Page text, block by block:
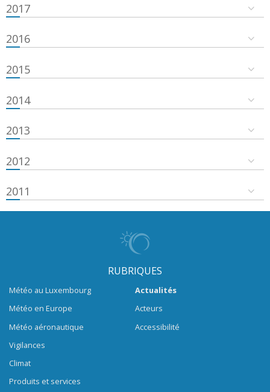
2017
2016
2015
2014
2013
2012
2011
RUBRIQUES
Météo au Luxembourg
Météo en Europe
Météo aéronautique
Vigilances
Climat
Produits et services
Actualités
Acteurs
Accessibilité